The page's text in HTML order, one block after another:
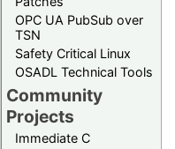
OPC UA PubSub over
TSN
Safety Critical Linux
OSADL Technical Tools
Community
Projects
Immediate C